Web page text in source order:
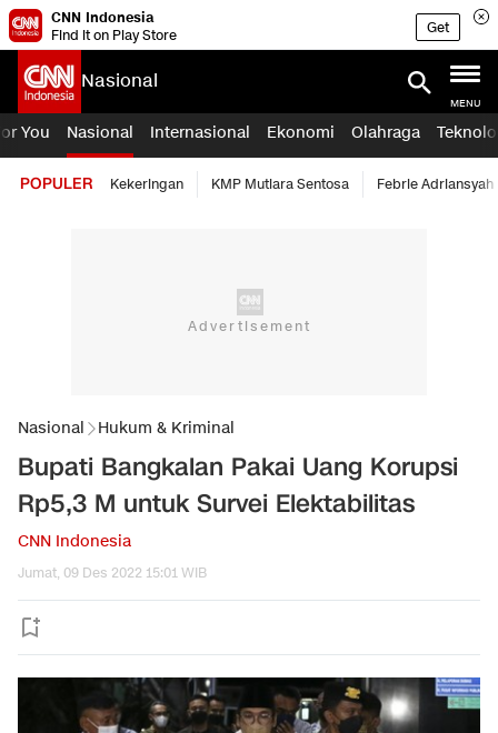
CNN Indonesia
Find it on Play Store
Get
Nasional
MENU
You Nasional Internasional Ekonomi Olahraga
POPULER Kekeringan KMP Mutiara Sentosa Febrie Adriansyah
Nasional Hukum & Kriminal
Bupati Bangkalan Pakai Uang Korupsi
Rp5,3 M untuk Survei Elektabilitas
CNN Indonesia
Jumat, 09 Des 2022 15:01 WIB